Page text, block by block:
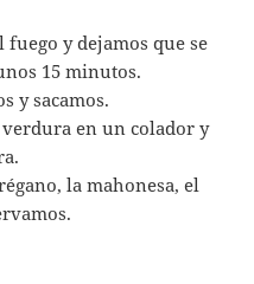
fuego y dejamos que se
15 minutos.
y sacamos.
verdura en un colador y
la mahonesa, el